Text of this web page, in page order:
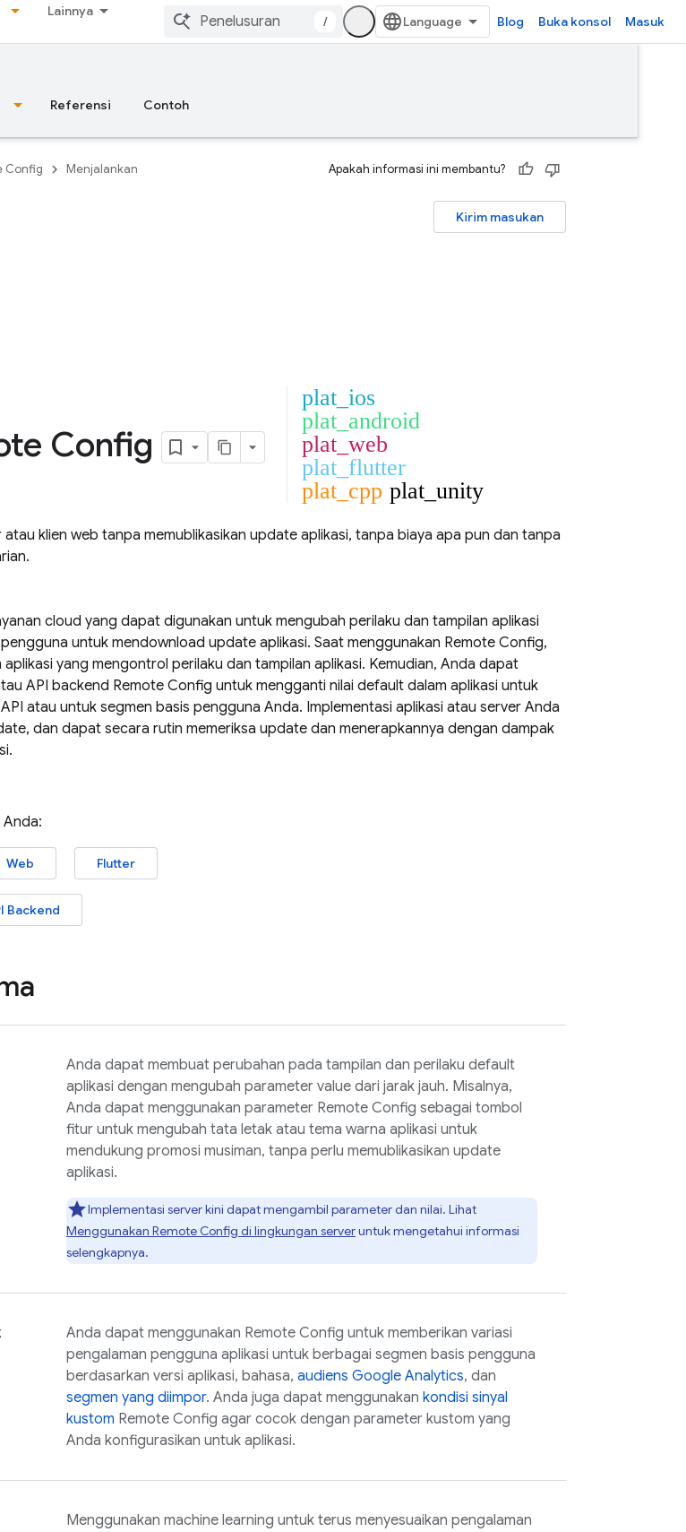
Lainnya
/ Blog Buka konsol Masuk
Referensi Contoh
Config Menjalankan Apakah informasi ini membantu?
Kirim masukan
Config
plat_ios
plat_android
plat_web
plat_flutter
plat_cpp plat_unity
atau klien web tanpa memublikasikan update aplikasi, tanpa biaya apa pun dan tanpa
cloud yang dapat digunakan untuk mengubah perilaku dan tampilan aplikasi
untuk mendownload update aplikasi. Saat menggunakan Remote Config,
aplikasi yang mengontrol perilaku dan tampilan aplikasi. Kemudian, Anda dapat
API backend Remote Config untuk mengganti nilai default dalam aplikasi untuk
API atau untuk segmen basis pengguna Anda. Implementasi aplikasi atau server Anda
dan dapat secara rutin memeriksa update dan menerapkannya dengan dampak
Anda:
Web Flutter
Backend
Anda dapat membuat perubahan pada tampilan dan perilaku default
aplikasi dengan mengubah parameter value dari jarak jauh. Misalnya,
Anda dapat menggunakan parameter Remote Config sebagai tombol
fitur untuk mengubah tata letak atau tema warna aplikasi untuk
mendukung promosi musiman, tanpa perlu memublikasikan update
aplikasi.
Implementasi server kini dapat mengambil parameter dan nilai. Lihat
Menggunakan Remote Config di lingkungan serveruntuk mengetahui informasi
selengkapnya.
Anda dapat menggunakan Remote Config untuk memberikan variasi
pengalaman pengguna aplikasi untuk berbagai segmen basis pengguna
berdasarkan versi aplikasi, bahasa, audiens Google Analytics, dan
segmen yang diimpor. Anda juga dapat menggunakan kondisi sinyal
kustom Remote Config agar cocok dengan parameter kustom yang
Anda konfigurasikan untuk aplikasi.
Menggunakan machine learning untuk terus menyesuaikan pengalaman